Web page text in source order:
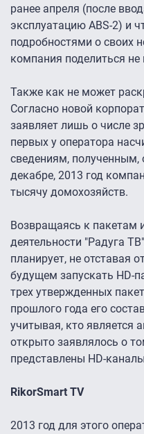
ранее апреля (после
эксплуатацию ABS-2) и
подробностями о своих
компания поделиться
Также как не может
Согласно новой
заявляет лишь о числе
первых у оператора
сведениям,
декабре, 2013 год
тысячу домохозяйств.
Возвращаясь к пакетам
деятельности "Радуга
планирует, не отставая
будущем запускать HD-
трех утвержденных
прошлого года его
учитывая, кто является
открыто заявлялось о
представлены HD-
RikorSmart TV
2013 год для этого